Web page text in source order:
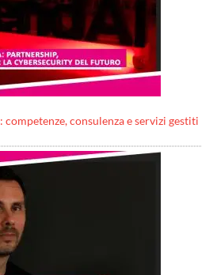
consulenza e servizi gestiti